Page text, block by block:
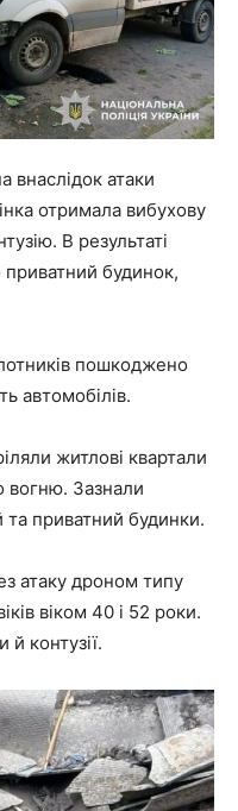
внаслідок атаки
отримала вибухову
В результаті
будинок,
пошкоджено
автомобілів.
житлові квартали
вогню. Зазнали
приватний будинки.
атаку дроном типу
віком 40 і 52 роки.
контузії.